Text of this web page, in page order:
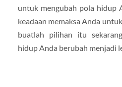
untuk mengubah pola hidup
keadaan memaksa Anda
buatlah pilihan itu
hidup Anda berubah menjadi